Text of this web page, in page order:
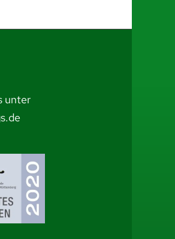
unter